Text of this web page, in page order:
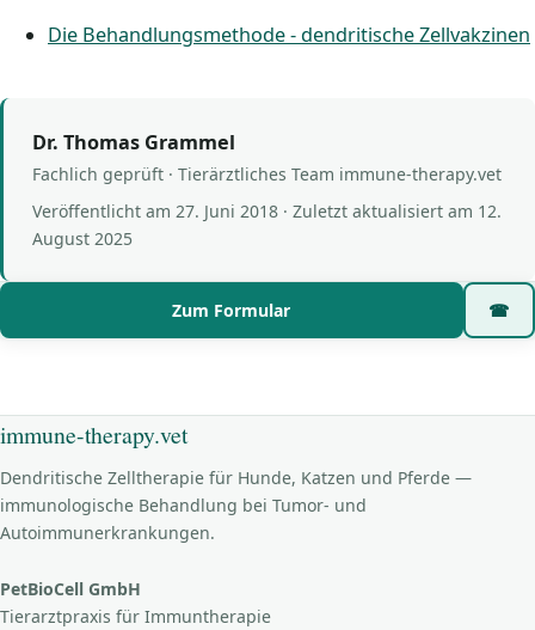
Die Behandlungsmethode - dendritische Zellvakzinen
Dr. Thomas Grammel
Fachlich geprüft · Tierärztliches Team immune-therapy.vet
Veröffentlicht am 27. Juni 2018 · Zuletzt aktualisiert am 12.
August 2025
Zum Formular ☎
immune-therapy.vet
Dendritische Zelltherapie für Hunde, Katzen und Pferde —
immunologische Behandlung bei Tumor- und
Autoimmunerkrankungen.
PetBioCell GmbH
Tierarztpraxis für Immuntherapie